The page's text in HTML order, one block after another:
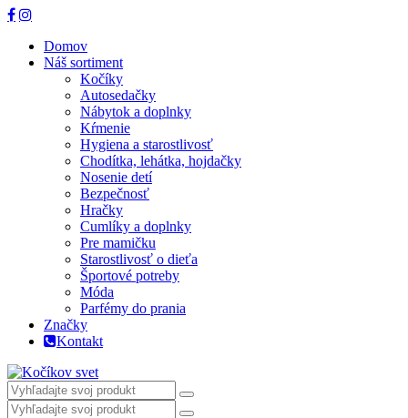
Domov
Náš sortiment
Kočíky
Autosedačky
Nábytok a doplnky
Kŕmenie
Hygiena a starostlivosť
Chodítka, lehátka, hojdačky
Nosenie detí
Bezpečnosť
Hračky
Cumlíky a doplnky
Pre mamičku
Starostlivosť o dieťa
Športové potreby
Móda
Parfémy do prania
Značky
Kontakt